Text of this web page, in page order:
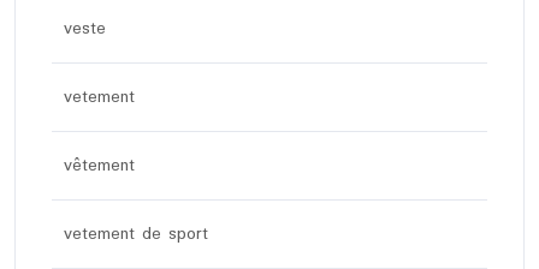
veste
vetement
vêtement
vetement de sport